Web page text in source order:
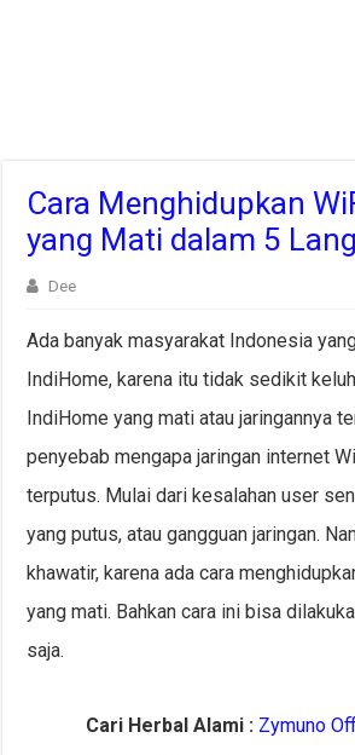
Cara Menghidupkan
yang Mati dalam 5
Dee
Ada banyak masyarakat Indonesia
IndiHome, karena itu tidak sedikit
IndiHome yang mati atau jaringannya
penyebab mengapa jaringan internet
terputus. Mulai dari kesalahan user
yang putus, atau gangguan jaringan.
khawatir, karena ada cara
yang mati. Bahkan cara ini bisa
saja.
Cari Herbal Alami : Zymuno